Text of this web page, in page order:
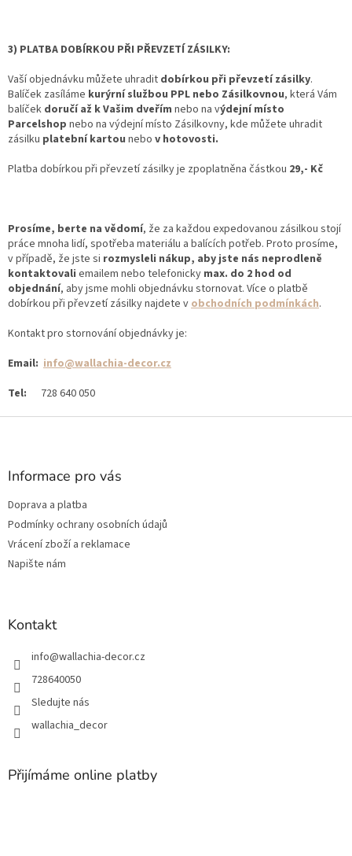
3) PLATBA DOBÍRKOU PŘI PŘEVZETÍ ZÁSILKY:
Vaší objednávku můžete uhradit dobírkou při převzetí zásilky.
Balíček zasíláme kurýrní službou PPL nebo Zásilkovnou, která Vám
balíček doručí až k Vašim dveřím nebo na výdejní místo
Parcelshop nebo na výdejní místo Zásilkovny, kde můžete uhradit
zásilku platební kartou nebo v hotovosti.
Platba dobírkou při převzetí zásilky je zpoplatněna částkou 29,- Kč
Prosíme, berte na vědomí, že za každou expedovanou zásilkou stojí
práce mnoha lidí, spotřeba materiálu a balících potřeb. Proto prosíme,
v případě, že jste si rozmysleli nákup, aby jste nás neprodleně
kontaktovali emailem nebo telefonicky max. do 2 hod od
objednání, aby jsme mohli objednávku stornovat. Více o platbě
dobírkou při převzetí zásilky najdete v obchodních podmínkách.
Kontakt pro stornování objednávky je:
Email: info@wallachia-decor.cz
Tel: 728 640 050
Z
Informace pro vás
Doprava a platba
Podmínky ochrany osobních údajů
Vrácení zboží a reklamace
Napište nám
Kontakt
info@wallachia-decor.cz
728640050
Sledujte nás
wallachia_decor
Přijímáme online platby